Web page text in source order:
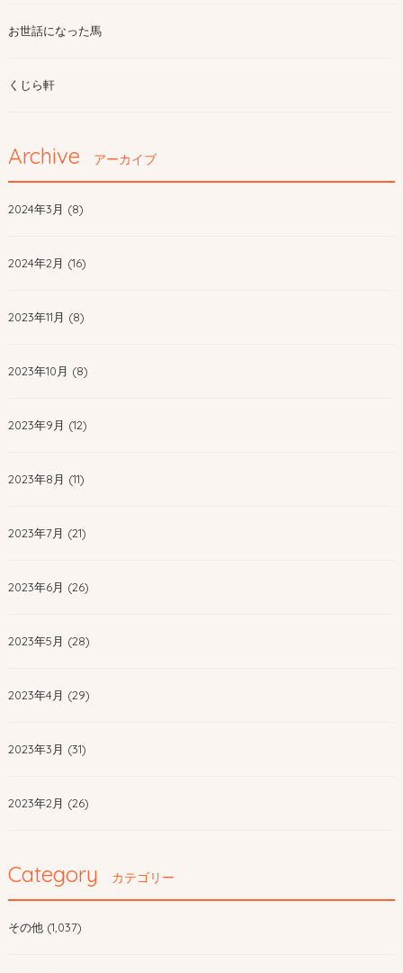
お世話になった馬
くじら軒
Archive アーカイブ
2024年3月 (8)
2024年2月 (16)
2023年11月 (8)
2023年10月 (8)
2023年9月 (12)
2023年8月 (11)
2023年7月 (21)
2023年6月 (26)
2023年5月 (28)
2023年4月 (29)
2023年3月 (31)
2023年2月 (26)
Category カテゴリー
その他 (1,037)